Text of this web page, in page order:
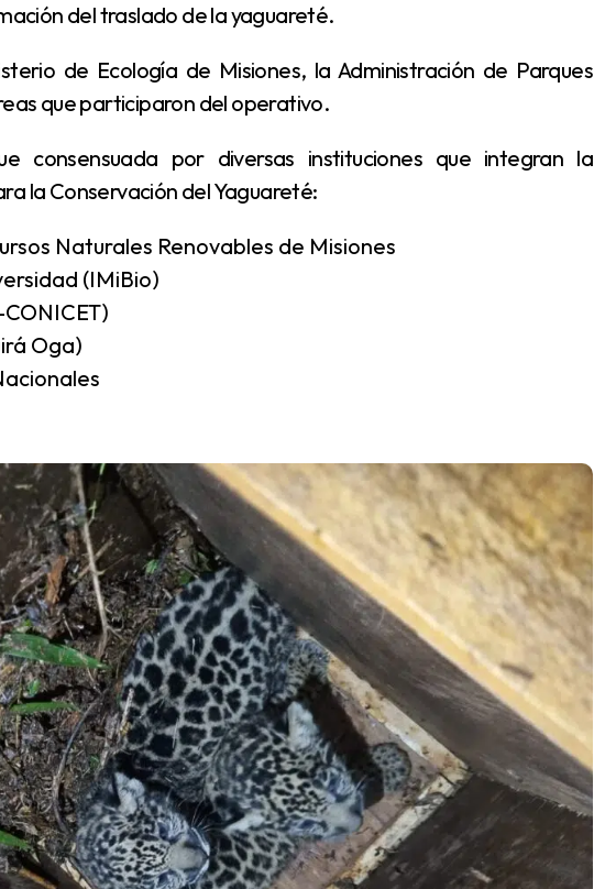
del traslado de la yaguareté.
que participaron del operativo.
la Conservación del Yaguareté:
Naturales Renovables de Misiones
(IMiBio)
Oga)